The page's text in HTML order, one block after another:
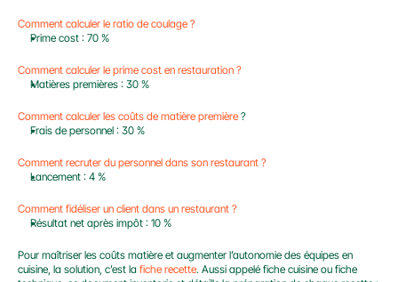
Comment calculer le ratio de coulage ?
Prime cost : 70 %
Comment calculer le prime cost en restauration ?
Matières premières : 30 %
Comment calculer les coûts de matière première ?
Frais de personnel : 30 %
Comment recruter du personnel dans son restaurant ?
Lancement : 4 %
Comment fidéliser un client dans un restaurant ?
Résultat net après impôt : 10 %
Pour maîtriser les coûts matière et augmenter l’autonomie des équipes en
cuisine, la solution, c’est la fiche recette. Aussi appelé fiche cuisine ou fiche